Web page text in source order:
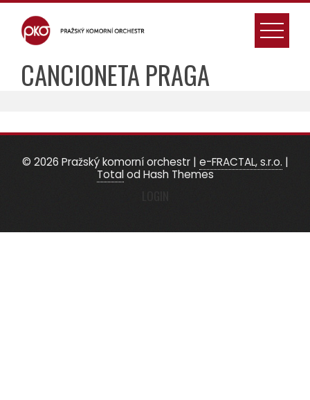
Skip
content
CANCIONETA PRAGA
© 2026 Pražský komorní orchestr | e-FRACTAL, s.r.o. |
Totalod Hash Themes